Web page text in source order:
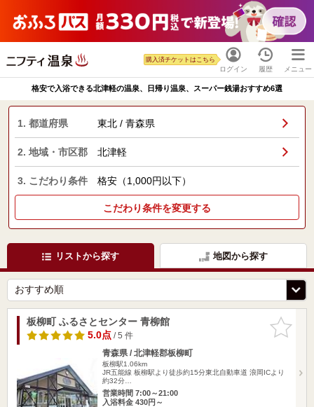
ログイン
購入済チケットはこちら
履歴 メニュー
格安で入浴できる北津軽の温泉、日帰り温泉、スーパー銭湯おすすめ6選
1. 都道府県 東北 / 青森県
2. 地域・市区郡 北津軽
3. こだわり条件 格安（1,000円以下）
こだわり条件を変更する
リストから探す 地図から探す
お気に入
りに追加
板柳町 ふるさとセンター 青柳館
5.0点/ 5 件
青森県 / 北津軽郡板柳町
板柳駅1.06km
JR五能線 板柳駅より徒歩約15分東北自動車道 浪岡ICより
約32分…
営業時間 7:00～21:00
入浴料金 430円～